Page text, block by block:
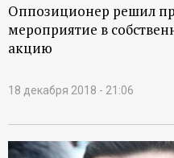
Оппозиционер решил
мероприятие в
акцию
18 декабря 2018 - 21:06